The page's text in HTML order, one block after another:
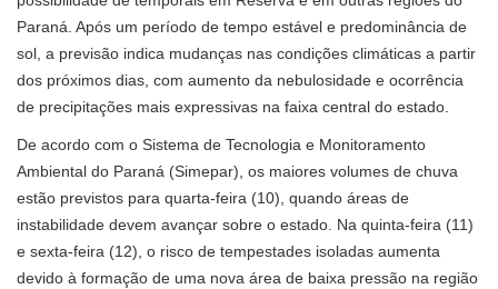
Paraná. Após um período de tempo estável e predominância de
sol, a previsão indica mudanças nas condições climáticas a partir
dos próximos dias, com aumento da nebulosidade e ocorrência
de precipitações mais expressivas na faixa central do estado.
De acordo com o Sistema de Tecnologia e Monitoramento
Ambiental do Paraná (Simepar), os maiores volumes de chuva
estão previstos para quarta-feira (10), quando áreas de
instabilidade devem avançar sobre o estado. Na quinta-feira (11)
e sexta-feira (12), o risco de tempestades isoladas aumenta
devido à formação de uma nova área de baixa pressão na região